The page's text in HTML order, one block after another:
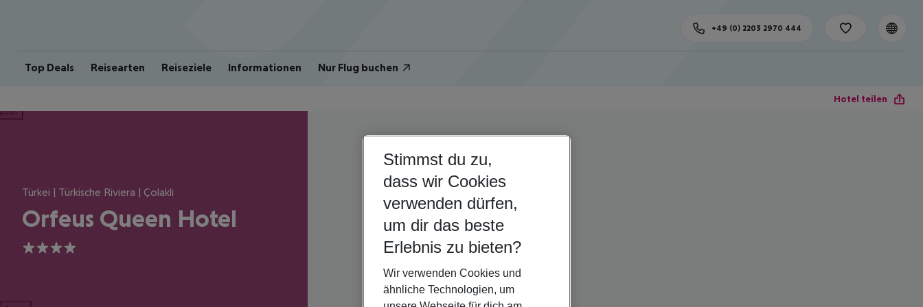
Top Deals Reisearten Reiseziele Informationen Nur Flug buchen
+49 (0) 2203 2970 444
Hotel teilen
Türkei | Türkische Riviera | Çolakli
Orfeus Queen Hotel
4
Stimmst du zu,
dass wir Cookies
verwenden dürfen,
um dir das beste
Erlebnis zu bieten?
Wir verwenden Cookies und
ähnliche Technologien, um